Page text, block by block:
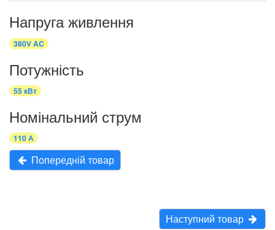
Напруга живлення
380V AC
Потужність
55 кВт
Номінальний струм
110 А
Попередній товар
Наступний товар